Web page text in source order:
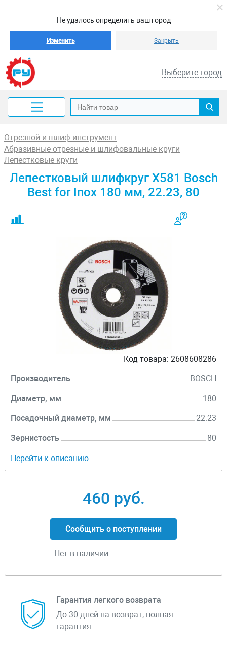
Не удалось определить ваш город
Изменить Закрыть
Выберите город
Отрезной и шлиф инструмент
Абразивные отрезные и шлифовальные круги
Лепестковые круги
Лепестковый шлифкруг X581 Bosch
Best for Inox 180 мм, 22.23, 80
Код товара: 2608608286
Производитель BOSCH
Диаметр, мм 180
Посадочный диаметр, мм 22.23
Зернистость 80
Перейти к описанию
460 руб.
Сообщить о поступлении
Нет в наличии
Гарантия легкого возврата
До 30 дней на возврат, полная
гарантия